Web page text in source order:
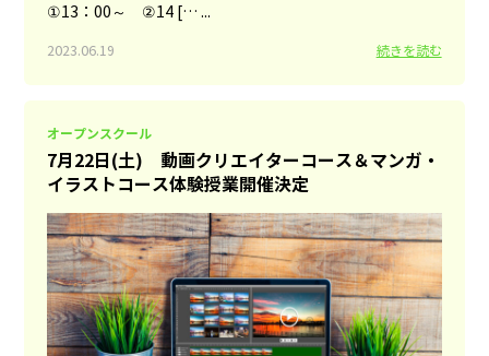
①13：00～ ②14 [… ...
2023.06.19 続きを読む
オープンスクール
7月22日(土) 動画クリエイターコース＆マンガ・
イラストコース体験授業開催決定